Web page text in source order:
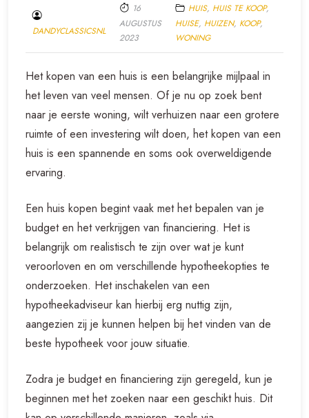
DANDYCLASSICSNL
16
AUGUSTUS
2023
HUIS, HUIS TE KOOP,
HUISE, HUIZEN, KOOP,
WONING
Het kopen van een huis is een belangrijke mijlpaal in
het leven van veel mensen. Of je nu op zoek bent
naar je eerste woning, wilt verhuizen naar een grotere
ruimte of een investering wilt doen, het kopen van een
huis is een spannende en soms ook overweldigende
ervaring.
Een huis kopen begint vaak met het bepalen van je
budget en het verkrijgen van financiering. Het is
belangrijk om realistisch te zijn over wat je kunt
veroorloven en om verschillende hypotheekopties te
onderzoeken. Het inschakelen van een
hypotheekadviseur kan hierbij erg nuttig zijn,
aangezien zij je kunnen helpen bij het vinden van de
beste hypotheek voor jouw situatie.
Zodra je budget en financiering zijn geregeld, kun je
beginnen met het zoeken naar een geschikt huis. Dit